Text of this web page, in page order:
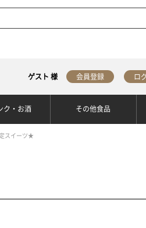
ゲスト 様 会員登録 ロ
ク・お酒 その他食品
スイーツ★